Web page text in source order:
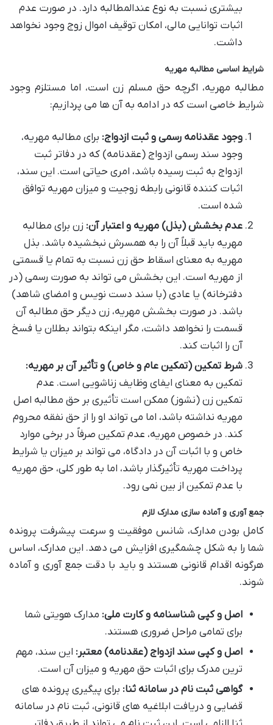
بیشتری نسبت به نوع عندالمطالبه دارد. در صورت عدم
اثبات توانایی مالی، امکان توقیف اموال زوج وجود نخواهد
داشت.
شرایط اساسی مطالبه مهریه
مطالبه مهریه، اگرچه حق مسلم زن است، اما مستلزم وجود
شرایط خاصی است که در ادامه به آن ها می پردازیم:
وجود عقدنامه رسمی و ثبت ازدواج: برای مطالبه مهریه،
وجود سند رسمی ازدواج (عقدنامه) که در دفاتر ثبت
ازدواج به ثبت رسیده باشد، امری حیاتی است. این سند،
اثبات کننده قانونی رابطه زوجیت و میزان مهریه توافق
شده است.
عدم بخشش (بذل) مهریه و اعتبار آن: زن برای مطالبه
مهریه باید قبلاً آن را به همسرش نبخشیده باشد. بذل
مهریه به معنای اسقاط حق زن نسبت به تمام یا قسمتی
از مهریه است. این بخشش می تواند به صورت رسمی (در
دفترخانه) یا عادی (با سند دست نویس و امضای شاهد)
باشد. در صورت بخشش مهریه، زن دیگر حق مطالبه آن
قسمت را نخواهد داشت، مگر اینکه بتواند بطلان یا فسخ
آن را اثبات کند.
شرط تمکین (تمکین عام و خاص) و تأثیر آن بر مهریه:
تمکین به معنای ایفای وظایف زناشویی است. عدم
تمکین زن (نشوز) ممکن است تأثیری بر حق مطالبه اصل
مهریه نداشته باشد، اما می تواند او را از حق نفقه محروم
کند. در خصوص مهریه، عدم تمکین صرفاً در برخی موارد
خاص و با اثبات آن در دادگاه، می تواند بر میزان یا شرایط
پرداخت مهریه تأثیرگذار باشد، اما به طور کلی، حق مهریه
با عدم تمکین از بین نمی رود.
جمع آوری و آماده سازی مدارک لازم
کامل بودن مدارک، شانس موفقیت و سرعت پیشرفت پرونده
شما را به شکل چشمگیری افزایش می دهد. این مدارک، اساس
هرگونه اقدام قانونی هستند و باید با دقت جمع آوری و آماده
شوند.
اصل و کپی شناسنامه و کارت ملی: مدارک هویتی شما
برای تمامی مراحل ضروری هستند.
اصل و کپی سند ازدواج (عقدنامه) معتبر: این سند، مهم
ترین مدرک برای اثبات حق مهریه و میزان آن است.
گواهی ثبت نام در سامانه ثنا: برای پیگیری پرونده های
قضایی و دریافت ابلاغیه های قانونی، ثبت نام در سامانه